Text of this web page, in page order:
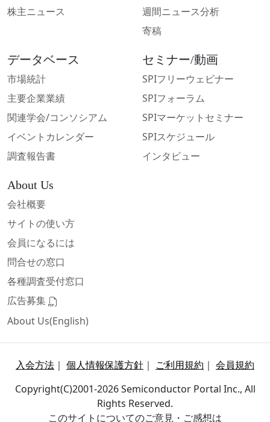
株主ニュース
週間ニュース分析
寄稿
データベース
市場統計
主要企業業績
関連学会/コンソシアム
イベントカレンダー
調査報告書
セミナー/動画
SPIフリーウェビナー
SPIフォーラム
SPIマーケットセミナー
SPIスケジュール
インタビュー
About Us
会社概要
サイトの使い方
会員になるには
問合せの窓口
各種調査受付窓口
広告募集
About Us(English)
入会方法 ｜ 個人情報保護方針 ｜ ご利用規約 ｜ 会員規約
Copyright(C)2001-2026 Semiconductor Portal Inc., All
Rights Reserved.
このサイトについてのご意見・ご感想は